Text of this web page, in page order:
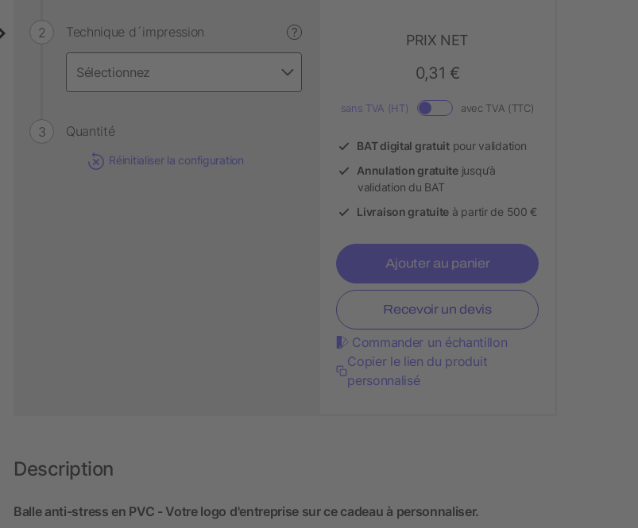
Technique d´impression ?
Quantité
Réinitialiser la configuration
PRIX NET
0,31 €
sans TVA (HT) avec TVA (TTC)
BAT digital gratuitpour validation
Annulation gratuitejusqu’à
validation du BAT
Livraison gratuite à partir de 500 €
Ajouter au panier
Recevoir un devis
Commander un échantillon
Copier le lien du produit
personnalisé
Description
Balle anti-stress en PVC - Votre logo d'entreprise sur ce cadeau à personnaliser.